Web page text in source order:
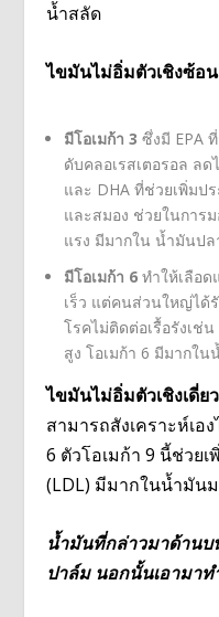
น้ำสลัด
ไขมันไม่อิ่มตัวเชิงซ้อน
มีโอเมก้า 3 ซึ่งมี EPA
ดับคลอเรสเตอรอล ล
และ DHA ที่ช่วยเพิ่มป
และสมอง ช่วยในการ
แรง มีมากใน น้ำมันป
มีโอเมก้า 6ทำให้เลือ
เร็ว แต่คนส่วนใหญ่ได้
โรคไม่ติดต่อเรื้อรังเช่
สูง โอเมก้า 6 มีมากใ
ไขมันไม่อิ่มตัวเชิงเดี่ย
สามารถสังเคราะห์เอ
6 ตัวโอเมก้า 9 นี้ช่วย
(LDL) มีมากในน้ำมัน
น้ำมันที่กล่าวมาด้าน
ปาล์ม นอกนั้นเอามา